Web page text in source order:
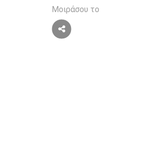
Μοιράσου το